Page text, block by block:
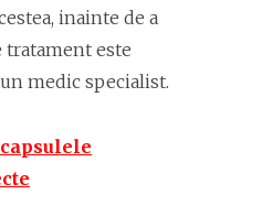
inainte de a
tratament este
medic specialist.